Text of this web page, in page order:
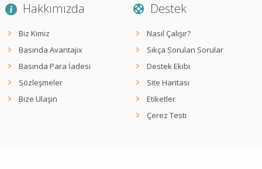
Hakkımızda
Biz Kimiz
Basında Avantajix
Basında Para İadesi
Sözleşmeler
Bize Ulaşın
Destek
Nasıl Çalışır?
Sıkça Sorulan Sorular
Destek Ekibi
Site Haritası
Etiketler
Çerez Testi